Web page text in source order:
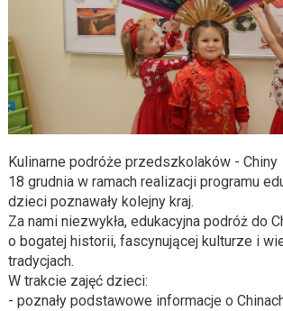
Kulinarne podróże przedszkolaków - Chiny
18 grudnia w ramach realizacji programu
dzieci poznawały kolejny kraj.
Za nami niezwykła, edukacyjna podróż do
o bogatej historii, fascynującej kulturze i
tradycjach.
W trakcie zajęć dzieci:
- poznały podstawowe informacje o